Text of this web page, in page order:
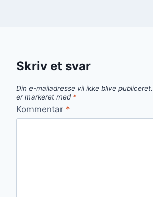
Skriv et svar
Din e-mailadresse vil ikke blive publiceret.
er markeret med *
Kommentar *